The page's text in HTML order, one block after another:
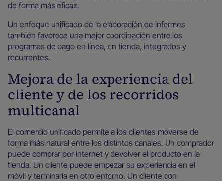
de forma más eficaz.
Un enfoque unificado de la elaboración de informes
también favorece una mejor coordinación entre los
programas de pago en línea, en tienda, integrados y
recurrentes.
Mejora de la experiencia del
cliente y de los recorridos
multicanal
El comercio unificado permite a los clientes moverse de
forma más natural entre los distintos canales. Un comprador
puede comprar por internet y devolver el producto en la
tienda. Un cliente puede empezar su experiencia en el
móvil y terminarla en otro entorno. Un cliente con